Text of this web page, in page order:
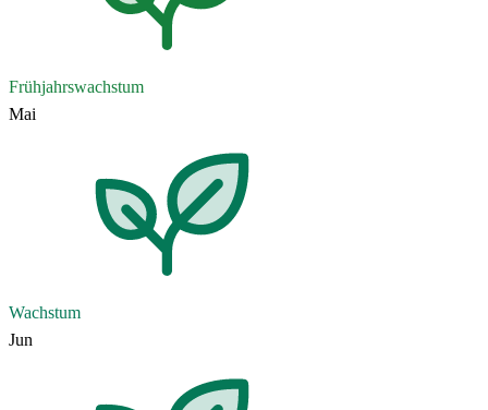
Frühjahrswachstum
Mai
Wachstum
Jun